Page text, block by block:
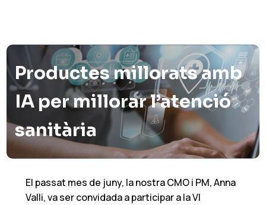
Productes millorats amb
IA per millorar l’atenció
sanitària
El passat mes de juny, la nostra CMO i PM, Anna
Valli, va ser convidada a participar a la VI